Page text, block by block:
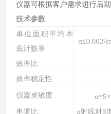
仪器可根据客户需求进行后
技术参数
单位面积平均本
底计数率
α≤0.002/
效率比
效率稳定性
仪器灵敏度
串道比
α射线对β